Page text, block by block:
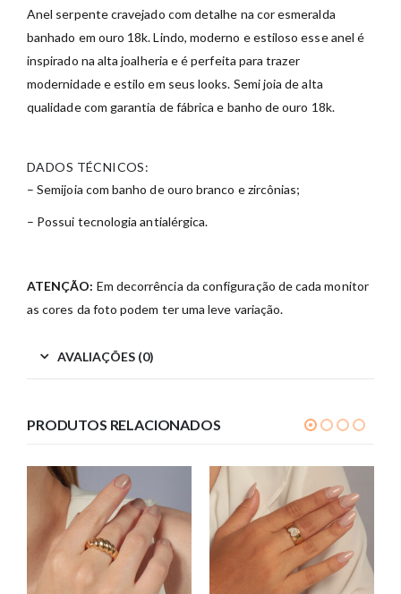
Anel serpente cravejado com detalhe na cor esmeralda
banhado em ouro 18k. Lindo, moderno e estiloso esse anel é
inspirado na alta joalheria e é perfeita para trazer
modernidade e estilo em seus looks. Semi joia de alta
qualidade com garantia de fábrica e banho de ouro 18k.
DADOS TÉCNICOS:
– Semijoia com banho de ouro branco e zircônias;
– Possui tecnologia antialérgica.
ATENÇÃO: Em decorrência da configuração de cada monitor
as cores da foto podem ter uma leve variação.
AVALIAÇÕES (0)
PRODUTOS RELACIONADOS